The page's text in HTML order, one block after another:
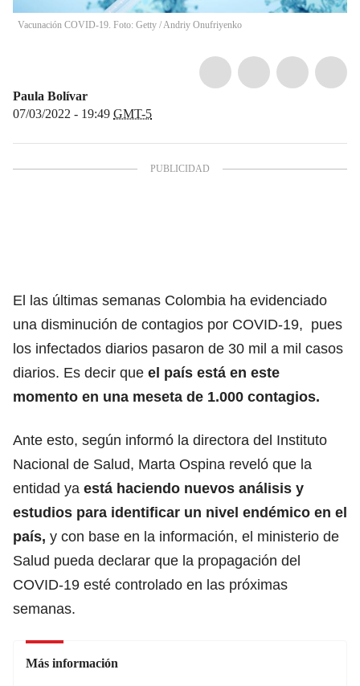
Vacunación COVID-19. Foto: Getty /Andriy Onufriyenko
Paula Bolívar
07/03/2022 - 19:49 GMT-5
El las últimas semanas Colombia ha evidenciado
una disminución de contagios por COVID-19, pues
los infectados diarios pasaron de 30 mil a mil casos
diarios. Es decir que el país está en este
momento en una meseta de 1.000 contagios.
Ante esto, según informó la directora del Instituto
Nacional de Salud, Marta Ospina reveló que la
entidad ya está haciendo nuevos análisis y
estudios para identificar un nivel endémico en el
país, y con base en la información, el ministerio de
Salud pueda declarar que la propagación del
COVID-19 esté controlado en las próximas
semanas.
Más información